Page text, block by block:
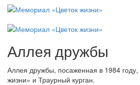
Аллея дружбы
Аллея дружбы, посаженная в 1984 году,
жизни» и Траурный курган.